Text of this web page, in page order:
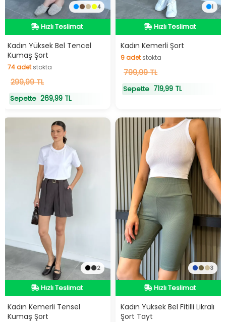
4
Hızlı Teslimat
Hızlı Teslimat
Kadın Yüksek Bel Tencel
Kumaş Şort
74adetstokta
74adetstokta
299,99 TL
Sepette 269,99 TL
1
Hızlı Teslimat
Hızlı Teslimat
Kadın Kemerli Şort
9adetstokta
9adetstokta
799,99 TL
Sepette 719,99 TL
2
Hızlı Teslimat
Hızlı Teslimat
Kadın Kemerli Tensel
Kumaş Şort
3
Hızlı Teslimat
Hızlı Teslimat
Kadın Yüksek Bel Fitilli Likralı
Şort Tayt